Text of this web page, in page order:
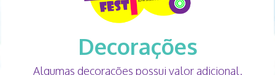
Decorações
Algumas decorações possui valor adicional.